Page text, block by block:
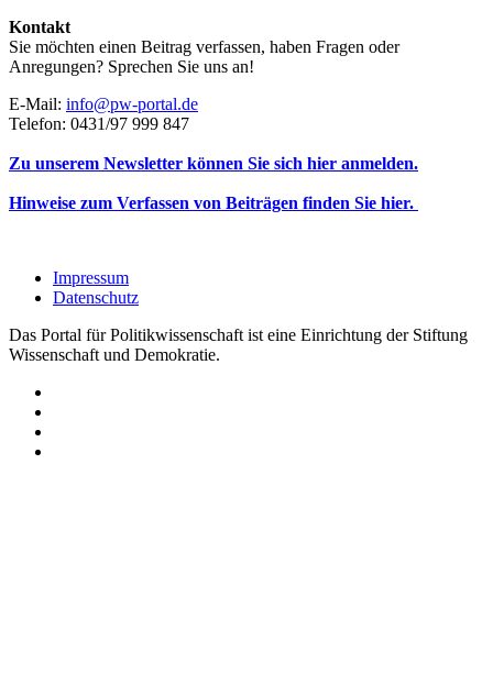
Kontakt
Sie möchten einen Beitrag verfassen, haben Fragen oder
Anregungen? Sprechen Sie uns an!
E-Mail: info@pw-portal.de
Telefon: 0431/97 999 847
Zu unserem Newsletter können Sie sich hier anmelden.
Hinweise zum Verfassen von Beiträgen finden Sie hier.
Impressum
Datenschutz
Das Portal für Politikwissenschaft ist eine Einrichtung der Stiftung
Wissenschaft und Demokratie.